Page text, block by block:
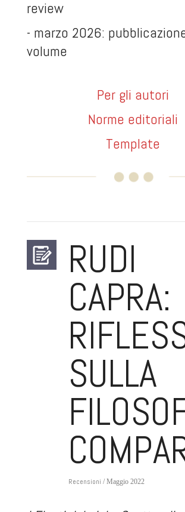
review
- marzo 2026:
volume
Per gli autori
Norme editoriali
Template
RUDI
CAPRA:
SULLA
Recensioni / Maggio 2022